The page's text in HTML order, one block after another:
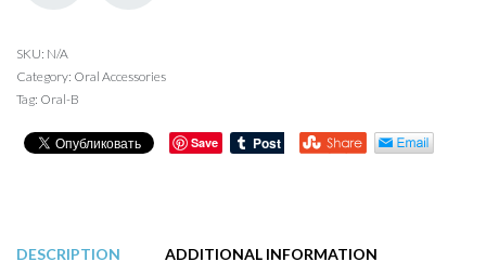
SKU: N/A
Category: Oral Accessories
Tag: Oral-B
Save
DESCRIPTION ADDITIONAL INFORMATION